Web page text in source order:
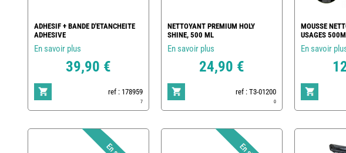
ADHESIF + BANDE D'ETANCHEITE
ADHESIVE
En savoir plus
39,90 €
ref : 178959
7
NETTOYANT PREMIUM HOLY
SHINE, 500 ML
En savoir plus
24,90 €
ref : T3-01200
0
MOUSSE
USAGES
En savoir